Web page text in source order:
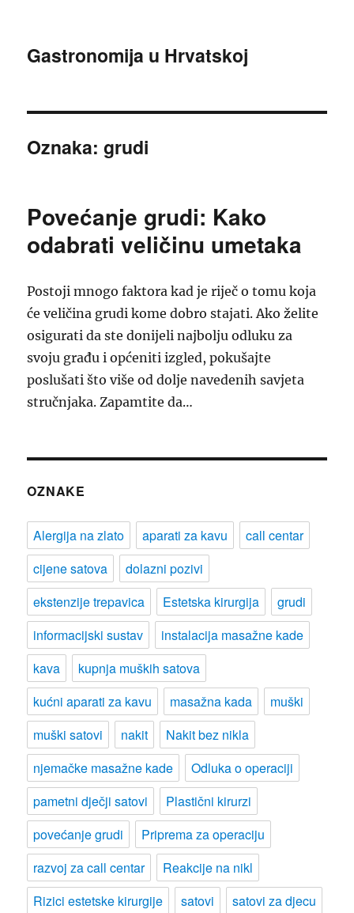
Gastronomija u Hrvatskoj
Oznaka:grudi
Povećanje grudi: Kako
odabrati veličinu umetaka
Postoji mnogo faktora kad je riječ o tomu koja
će veličina grudi kome dobro stajati. Ako želite
osigurati da ste donijeli najbolju odluku za
svoju građu i općeniti izgled, pokušajte
poslušati što više od dolje navedenih savjeta
stručnjaka. Zapamtite da…
OZNAKE
Alergija na zlato aparati za kavu
call centar
cijene satova
dolazni pozivi
ekstenzije trepavica
Estetska kirurgija
grudi
informacijski sustav
instalacija masažne kade
kava
kupnja muških satova
kućni aparati za kavu
masažna kada
muški
muški satovi
nakit
Nakit bez nikla
njemačke masažne kade
Odluka o operaciji
pametni dječji satovi
Plastični kirurzi
povećanje grudi
Priprema za operaciju
razvoj za call centar
Reakcije na nikl
Rizici estetske kirurgije
satovi
satovi za djecu